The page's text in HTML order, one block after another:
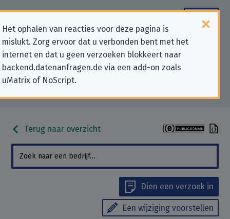
Het ophalen van reacties voor deze pagina is
mislukt. Zorg ervoor dat u verbonden bent met het
internet en dat u geen verzoeken blokkeert naar
backend.datenanfragen.de via een add-on zoals
uMatrix of NoScript.
Contactgegevens voor
privacygerelateerde verzoeken
aan “Ganz Einfach GmbH”
Terug naar overzicht
Dien een verzoek in
Een wijziging voorstellen